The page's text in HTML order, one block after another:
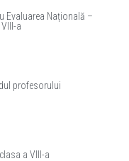
Evaluarea Națională –
a
profesorului
a VIII-a